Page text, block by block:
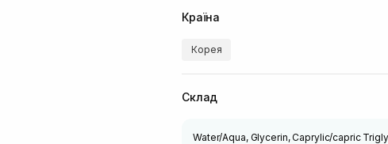
Країна
Корея
Склад
Water/Aqua, Glycerin, Caprylic/capric